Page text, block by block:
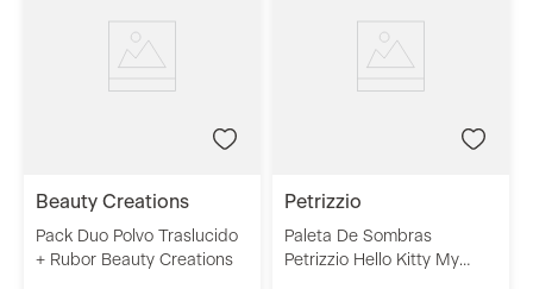
beauty creations
Pack Duo Polvo Traslucido
+ Rubor Beauty Creations
petrizzio
Paleta De Sombras
Petrizzio Hello Kitty My